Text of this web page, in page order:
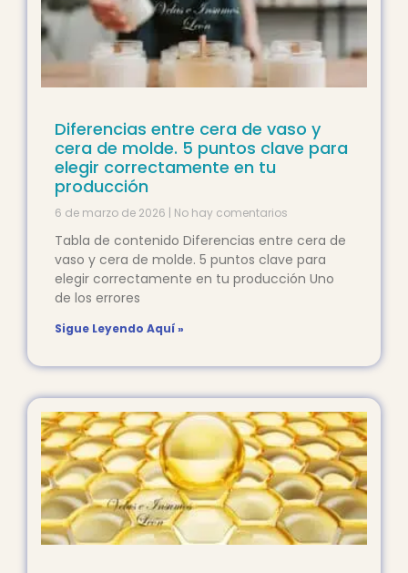
Diferencias entre cera de vaso y
cera de molde. 5 puntos clave para
elegir correctamente en tu
producción
6 de marzo de 2026 No hay comentarios
Tabla de contenido Diferencias entre cera de
vaso y cera de molde. 5 puntos clave para
elegir correctamente en tu producción Uno
de los errores
Sigue Leyendo Aquí »